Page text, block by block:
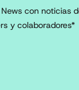
con noticias
y colaboradores*